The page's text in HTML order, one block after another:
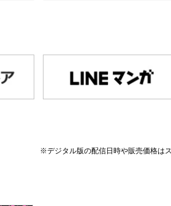
※デジタル版の配信日時や販売価格は